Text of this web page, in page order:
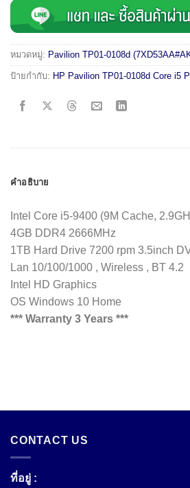
หมวดหมู่: Pavilion TP01-0108d
ป้ายกำกับ: HP Pavilion TP01-0108d Core i5
คำอธิบาย
Intel Core i5-9400 (9M Cache,
4GB DDR4 2666MHz
1TB Hard Drive 7200 rpm 3.5inch
Lan 10/100/1000 , Wireless , BT 4.2
Intel HD Graphics
OS Windows 10 Home
*** Warranty 3 Years ***
CONTACT US
ที่อยู่ :